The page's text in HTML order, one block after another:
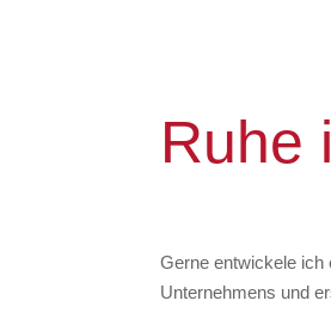
Ruhe
Gerne entwickele ich
Unternehmens und